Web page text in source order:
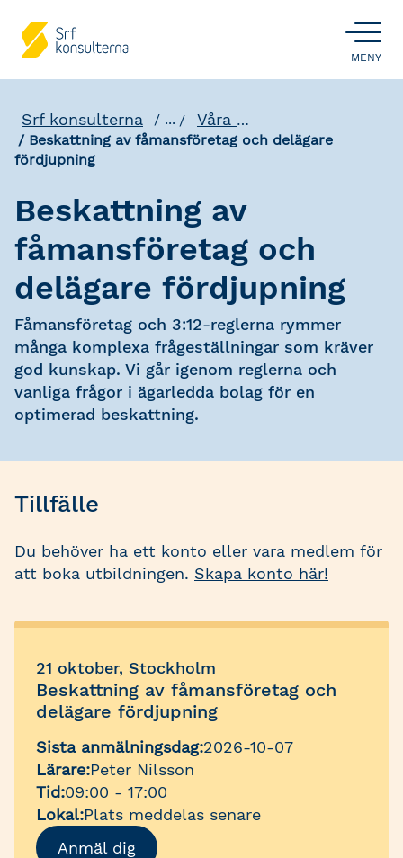
ÖPPNA
MENY
Srf konsulterna ... Våra utbildningar
Beskattning av fåmansföretag och delägare
fördjupning
Beskattning av
fåmansföretag och
delägare fördjupning
Fåmansföretag och 3:12-reglerna rymmer
många komplexa frågeställningar som kräver
god kunskap. Vi går igenom reglerna och
vanliga frågor i ägarledda bolag för en
optimerad beskattning.
Tillfälle
Du behöver ha ett konto eller vara medlem för
att boka utbildningen. Skapa konto här!
21 oktober, Stockholm
Beskattning av fåmansföretag och
delägare fördjupning
Sista anmälningsdag:2026-10-07
Lärare:Peter Nilsson
Tid:09:00 - 17:00
Lokal:Plats meddelas senare
Anmäl dig